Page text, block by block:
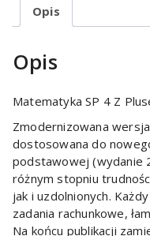
Opis
Opis
Matematyka SP 4 Z
Zmodernizowana
dostosowana do
podstawowej (wydanie
różnym stopniu
jak i uzdolnionych.
zadania rachunkowe,
Na końcu publikacji